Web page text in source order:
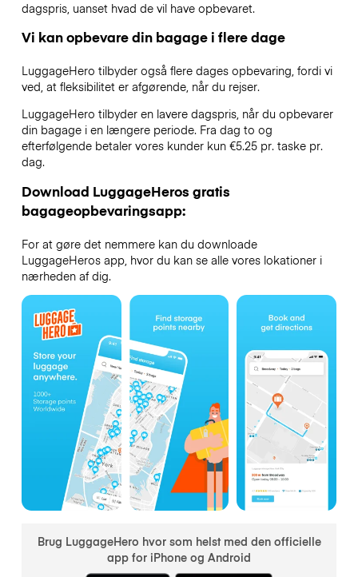
dagspris, uanset hvad de vil have opbevaret.
Vi kan opbevare din bagage i flere dage
LuggageHero tilbyder også flere dages opbevaring, fordi vi
ved, at fleksibilitet er afgørende, når du rejser.
LuggageHero tilbyder en lavere dagspris, når du opbevarer
din bagage i en længere periode. Fra dag to og
efterfølgende betaler vores kunder kun €5.25 pr. taske pr.
dag.
Download LuggageHeros gratis
bagageopbevaringsapp:
For at gøre det nemmere kan du downloade
LuggageHeros app, hvor du kan se alle vores lokationer i
nærheden af dig.
Brug LuggageHero hvor som helst med den officielle
app for iPhone og Android